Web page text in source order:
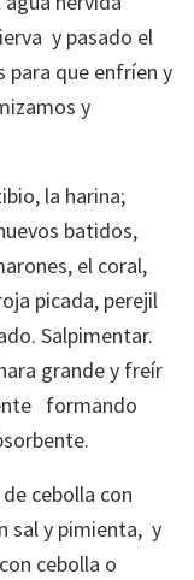
y pasado el
para que enfríen y
y
la harina;
batidos,
el coral,
picada, perejil
Salpimentar.
grande y freír
formando
cebolla con
sal y pimienta, y
cebolla o